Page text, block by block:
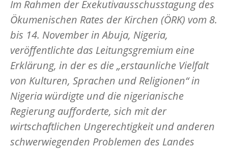
Im Rahmen der Exekutivausschusstagung des
Ökumenischen Rates der Kirchen (ÖRK) vom 8.
bis 14. November in Abuja, Nigeria,
veröffentlichte das Leitungsgremium eine
Erklärung, in der es die „erstaunliche Vielfalt
von Kulturen, Sprachen und Religionen“ in
Nigeria würdigte und die nigerianische
Regierung aufforderte, sich mit der
wirtschaftlichen Ungerechtigkeit und anderen
schwerwiegenden Problemen des Landes